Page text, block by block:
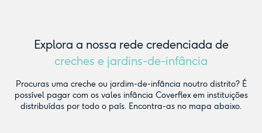
Explora a nossa rede credenciada de
creches e jardins-de-infância
Procuras uma creche ou jardim-de-infância noutro distrito? É
possível pagar com os vales infância Coverflex em instituições
distribuídas por todo o país. Encontra-as no mapa abaixo.